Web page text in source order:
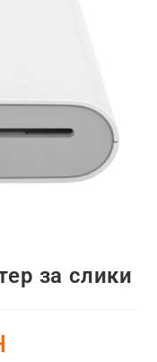
за слики